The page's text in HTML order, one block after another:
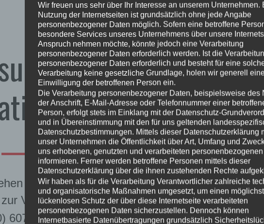
wir gerne
zur Verfügung
6078/785-30
NEWS
AUSSTELLER
Erfahren Sie mehr über
unsere Aussteller
SONDER-
SCHAUEN
Wir freuen uns sehr über Ihr Interesse an unserem Unternehmen.
Nutzung der Internetseiten ist grundsätzlich ohne jede Angabe
personenbezogener Daten möglich. Sofern eine betroffene
besondere Services unseres Unternehmens über unsere
Anspruch nehmen möchte, könnte jedoch eine Verarbeitung
personenbezogener Daten erforderlich werden. Ist die
personenbezogener Daten erforderlich und besteht für eine
Verarbeitung keine gesetzliche Grundlage, holen wir generell
Einwilligung der betroffenen Person ein.
Die Verarbeitung personenbezogener Daten, beispielsweise des
der Anschrift, E-Mail-Adresse oder Telefonnummer einer
Person, erfolgt stets im Einklang mit der Datenschutz-
und in Übereinstimmung mit den für uns geltenden
Datenschutzbestimmungen. Mittels dieser Datenschutzerklärung
unser Unternehmen die Öffentlichkeit über Art, Umfang und
uns erhobenen, genutzten und verarbeiteten
informieren. Ferner werden betroffene Personen mittels dieser
Datenschutzerklärung über die ihnen zustehenden Rechte
Wir haben als für die Verarbeitung Verantwortlicher zahlreiche
und organisatorische Maßnahmen umgesetzt, um einen möglichst
lückenlosen Schutz der über diese Internetseite verarbeiteten
personenbezogenen Daten sicherzustellen. Dennoch können
Internetbasierte Datenübertragungen grundsätzlich